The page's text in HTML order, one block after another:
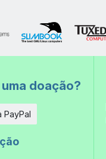
doação?
PayPal